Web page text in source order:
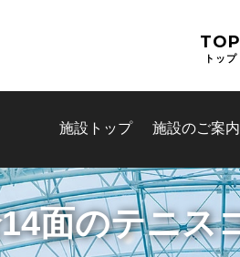
TOP
トップ
施設トップ 施設のご案内